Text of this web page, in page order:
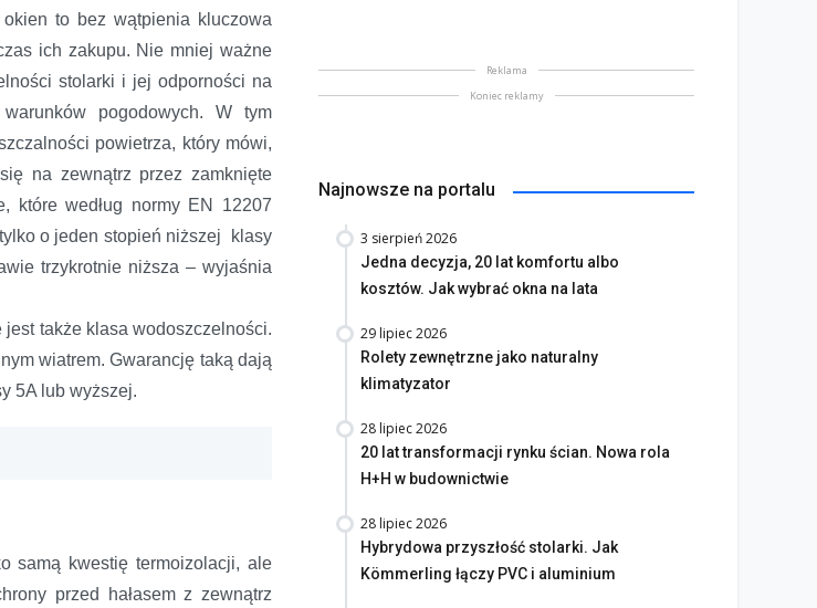
to bez wątpienia kluczowa
ich zakupu. Nie mniej ważne
stolarki i jej odporności na
pogodowych. W tym
powietrza, który mówi,
na zewnątrz przez zamknięte
które według normy EN 12207
o jeden stopień niższej klasy
trzykrotnie niższa – wyjaśnia
także klasa wodoszczelności.
wiatrem. Gwarancję taką dają
5A lub wyższej.
samą kwestię termoizolacji, ale
przed hałasem z zewnątrz
Reklama
Koniec reklamy
Najnowsze na portalu
3 sierpień 2026
Jedna decyzja, 20 lat komfortu albo
kosztów. Jak wybrać okna na lata
29 lipiec 2026
Rolety zewnętrzne jako naturalny
klimatyzator
28 lipiec 2026
20 lat transformacji rynku ścian. Nowa rola
H+H w budownictwie
28 lipiec 2026
Hybrydowa przyszłość stolarki. Jak
Kömmerling łączy PVC i aluminium